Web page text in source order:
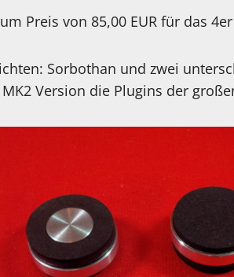
Preis von 85,00 EUR für das
Sorbothan und zwei
Version die Plugins der